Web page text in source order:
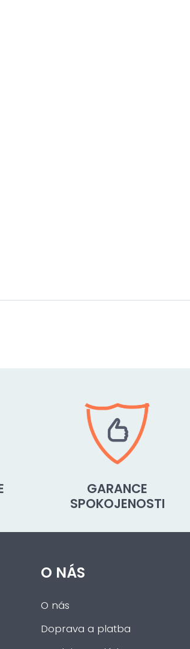
GARANCE
SPOKOJENOSTI
O NÁS
O nás
Doprava a platba